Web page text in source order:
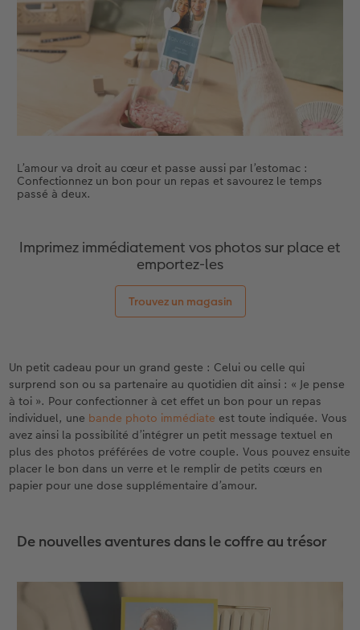
L’amour va droit au cœur et passe aussi par l’estomac :
Confectionnez un bon pour un repas et savourez le temps
passé à deux.
Imprimez immédiatement vos photos sur place et
emportez-les
Trouvez un magasin
Un petit cadeau pour un grand geste : Celui ou celle qui
surprend son ou sa partenaire au quotidien dit ainsi : « Je pense
à toi ». Pour confectionner à cet effet un bon pour un repas
individuel, une bande photo immédiate est toute indiquée. Vous
avez ainsi la possibilité d’intégrer un petit message textuel en
plus des photos préférées de votre couple. Vous pouvez ensuite
placer le bon dans un verre et le remplir de petits cœurs en
papier pour une dose supplémentaire d’amour.
De nouvelles aventures dans le coffre au trésor